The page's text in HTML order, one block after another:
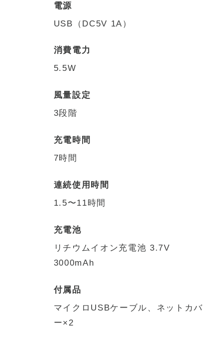
電源
USB（DC5V 1A）
消費電力
5.5W
風量設定
3段階
充電時間
7時間
連続使用時間
1.5〜11時間
充電池
リチウムイオン充電池 3.7V
3000mAh
付属品
マイクロUSBケーブル、ネットカバ
ー×2